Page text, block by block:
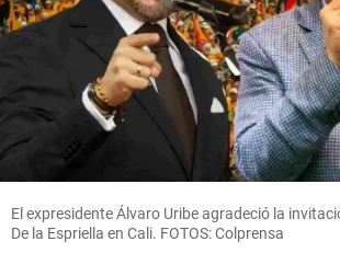
El expresidente Álvaro Uribe agradeció la
De la Espriella en Cali. FOTOS: Colprensa